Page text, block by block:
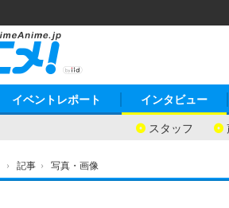
イベントレポート インタビュー
スタッフ
› 記事 › 写真・画像